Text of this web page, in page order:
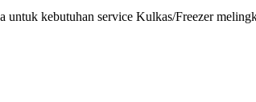
kebutuhan service Kulkas/Freezer